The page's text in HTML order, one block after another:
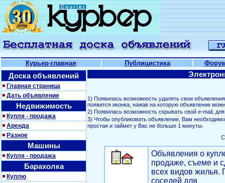
Курьер-главная Публицистика
Доска объявлений
Главная страница
Дать объявление
Недвижимость
Купля - продажа
Аренда
Разное
Машины
Купля - продажа
Барахолка
Куплю
1) Появилась возможность удалять свои
появится иконка, нажав на которую объявление
2) Появилась возможность скрывать свой е-mail,
3) Чтобы опубликовать объявление, Вам
простая и займет у Вас не больше 1 минуты.
Объявления о
продаже, съеме и
всех видов жилья.
соседей для